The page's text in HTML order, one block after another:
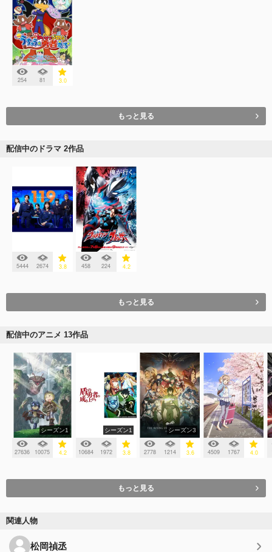
254 81 3.0
もっと見る
配信中のドラマ 2作品
5444 2674 3.8 458 224 4.2
もっと見る
配信中のアニメ 13作品
シーズン1
27636 10075 4.2
シーズン1
10684 1972 3.8
シーズン3
2778 1214 3.6 4509 1767 4.0
もっと見る
関連人物
松岡禎丞